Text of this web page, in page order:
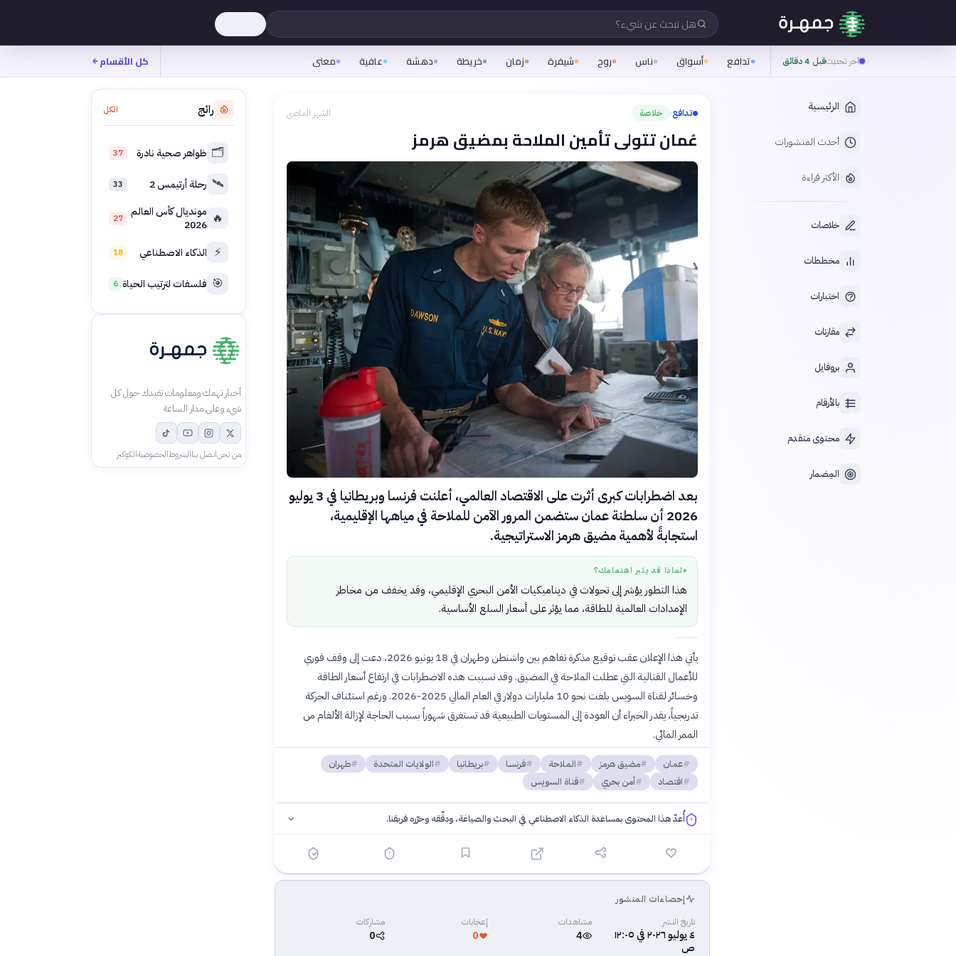
هل تبحث عن شيء؟
آخر تحديثقبل 4 دقائق تدافع أسواق ناس روح شيفرة زمان خريطة دهشة عافية معنى كل الأقسام
الرئيسية
أحدث المنشورات
الأكثر قراءة
خلاصات
مخططات
اختبارات
مقارنات
بروفايل
بالأرقام
محتوى متقدم
المِضمار
تدافع› خلاصة الشهر الماضي
عُمان تتولى تأمين الملاحة بمضيق هرمز
بعد اضطرابات كبرى أثرت على الاقتصاد العالمي، أعلنت فرنسا وبريطانيا في 3 يوليو
2026 أن سلطنة عمان ستضمن المرور الآمن للملاحة في مياهها الإقليمية،
استجابةً لأهمية مضيق هرمز الاستراتيجية.
● لماذا قد يثير اهتمامك؟
هذا التطور يؤشر إلى تحولات في ديناميكيات الأمن البحري الإقليمي، وقد يخفف من مخاطر
الإمدادات العالمية للطاقة، مما يؤثر على أسعار السلع الأساسية.
يأتي هذا الإعلان عقب توقيع مذكرة تفاهم بين واشنطن وطهران في 18 يونيو 2026، دعت إلى وقف فوري
للأعمال القتالية التي عطلت الملاحة في المضيق. وقد تسببت هذه الاضطرابات في ارتفاع أسعار الطاقة
وخسائر لقناة السويس بلغت نحو 10 مليارات دولار في العام المالي 2025-2026. ورغم استئناف الحركة
تدريجياً، يقدر الخبراء أن العودة إلى المستويات الطبيعية قد تستغرق شهوراً بسبب الحاجة لإزالة الألغام من
الممر المائي.
عمان مضيق هرمز الملاحة فرنسا بريطانيا الولايات المتحدة
طهران
اقتصاد
أمن بحري قناة السويس
أُعدّ هذا المحتوى بمساعدة الذكاء الاصطناعي في البحث والصياغة، ودقّقه وحرّره فريقنا.
إحصاءات المنشور
تاريخ النشر
٤ يوليو ٢٠٢٦ في ١٢:٠٥
ص
مشاهدات
4
إعجابات
0
مشاركات
0
رائج الكل
🗂️ ظواهر صحية نادرة 37
🛰️ رحلة أرتيمس 2 33
🔥 مونديال كأس العالم
2026
27
⚡ الذكاء الاصطناعي 18
🎯 فلسفات لترتيب الحياة 6
أخبار تهمك ومعلومات تفيدك حول كل
شيء وعلى مدار الساعة
من نحناتصل بناالشروطالخصوصيةالكوكيز